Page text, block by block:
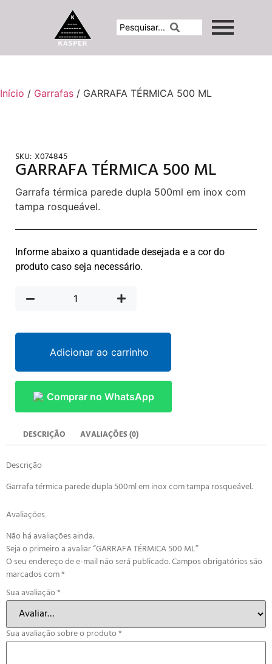
Início / Garrafas / GARRAFA TÉRMICA 500 ML
SKU: X074845
GARRAFA TÉRMICA 500 ML
Garrafa térmica parede dupla 500ml em inox com
tampa rosqueável.
Informe abaixo a quantidade desejada e a cor do
produto caso seja necessário.
Adicionar ao carrinho
Comprar no WhatsApp
DESCRIÇÃO AVALIAÇÕES (0)
Descrição
Garrafa térmica parede dupla 500ml em inox com tampa rosqueável.
Avaliações
Não há avaliações ainda.
Seja o primeiro a avaliar “GARRAFA TÉRMICA 500 ML”
O seu endereço de e-mail não será publicado.Campos obrigatórios são
marcados com*
Sua avaliação*
Sua avaliação sobre o produto*